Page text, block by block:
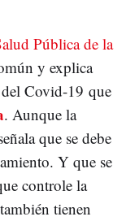
Pública de la
y explica
Covid-19 que
. Aunque la
que se debe
Y que se
controle la
tienen